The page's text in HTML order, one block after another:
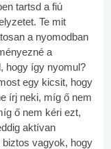
tartsd a fiú
Te mit
a nyomodban
a
hogy így nyomul?
egy kicsit, hogy
írj neki, míg ő nem
ő nem kéri ezt,
aktívan
biztos vagyok, hogy